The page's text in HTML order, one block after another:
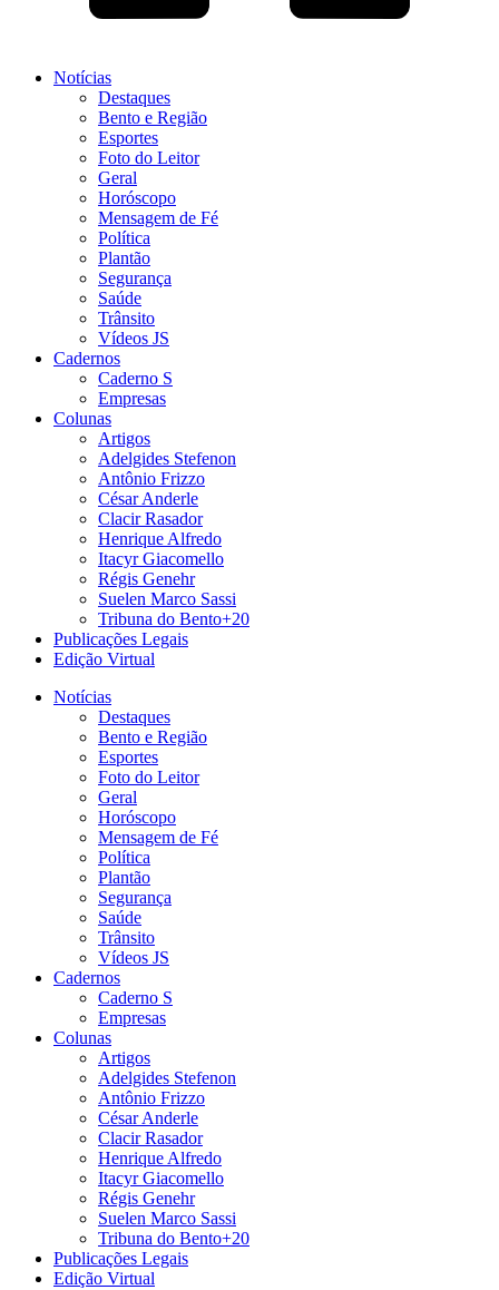
Notícias
Destaques
Bento e Região
Esportes
Foto do Leitor
Geral
Horóscopo
Mensagem de Fé
Política
Plantão
Segurança
Saúde
Trânsito
Vídeos JS
Cadernos
Caderno S
Empresas
Colunas
Artigos
Adelgides Stefenon
Antônio Frizzo
César Anderle
Clacir Rasador
Henrique Alfredo
Itacyr Giacomello
Régis Genehr
Suelen Marco Sassi
Tribuna do Bento+20
Publicações Legais
Edição Virtual
Notícias
Destaques
Bento e Região
Esportes
Foto do Leitor
Geral
Horóscopo
Mensagem de Fé
Política
Plantão
Segurança
Saúde
Trânsito
Vídeos JS
Cadernos
Caderno S
Empresas
Colunas
Artigos
Adelgides Stefenon
Antônio Frizzo
César Anderle
Clacir Rasador
Henrique Alfredo
Itacyr Giacomello
Régis Genehr
Suelen Marco Sassi
Tribuna do Bento+20
Publicações Legais
Edição Virtual